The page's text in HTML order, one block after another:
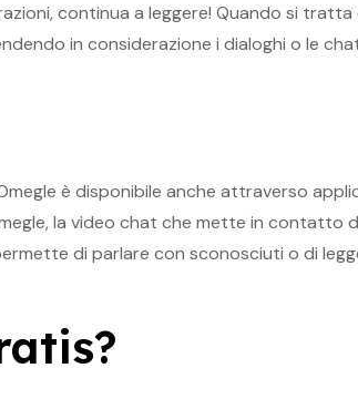
continua a leggere! Quando si tratta
in considerazione i dialoghi o le
è disponibile anche attraverso
la video chat che mette in contatto
di parlare con sconosciuti o di